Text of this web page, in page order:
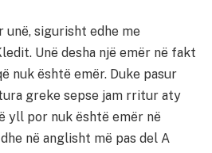
unë, sigurisht edhe me
Unë desha një emër në fakt
nuk është emër. Duke pasur
greke sepse jam rritur aty
yll por nuk është emër në
në anglisht më pas del A